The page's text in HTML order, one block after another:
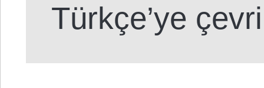
Türkçe’ye